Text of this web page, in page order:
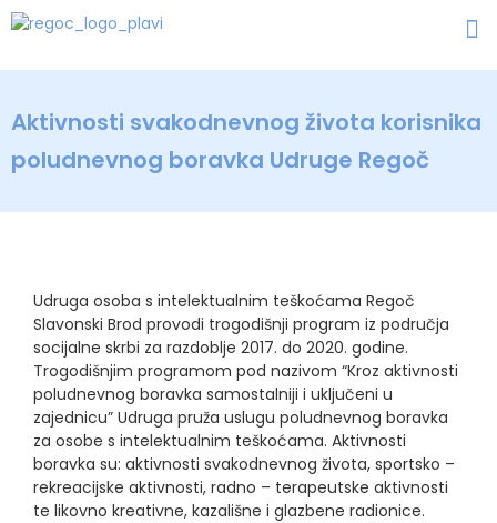
Aktivnosti svakodnevnog života korisnika
poludnevnog boravka Udruge Regoč
Udruga osoba s intelektualnim teškoćama Regoč
Slavonski Brod provodi trogodišnji program iz područja
socijalne skrbi za razdoblje 2017. do 2020. godine.
Trogodišnjim programom pod nazivom “Kroz aktivnosti
poludnevnog boravka samostalniji i uključeni u
zajednicu” Udruga pruža uslugu poludnevnog boravka
za osobe s intelektualnim teškoćama. Aktivnosti
boravka su: aktivnosti svakodnevnog života, sportsko –
rekreacijske aktivnosti, radno – terapeutske aktivnosti
te likovno kreativne, kazališne i glazbene radionice.